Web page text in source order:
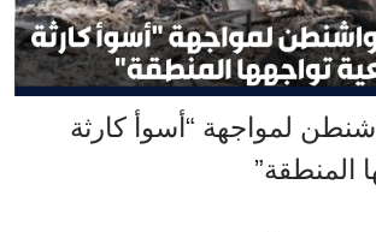
لمواجهة “أسوأ كارثة
المنطقة”